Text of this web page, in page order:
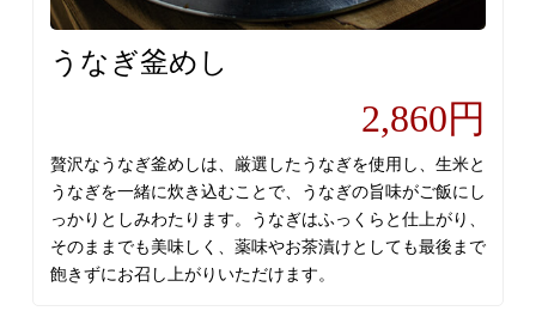
うなぎ釜めし
2,860円
贅沢なうなぎ釜めしは、厳選したうなぎを使用し、生米と
うなぎを一緒に炊き込むことで、うなぎの旨味がご飯にし
っかりとしみわたります。うなぎはふっくらと仕上がり、
そのままでも美味しく、薬味やお茶漬けとしても最後まで
飽きずにお召し上がりいただけます。